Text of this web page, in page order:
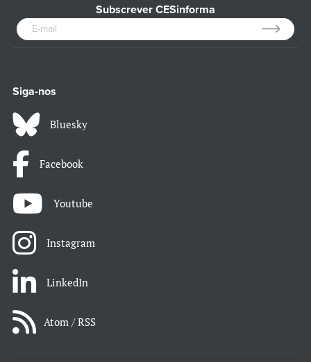
Subscrever CESinforma
Siga-nos
Bluesky
Facebook
Youtube
Instagram
LinkedIn
Atom / RSS